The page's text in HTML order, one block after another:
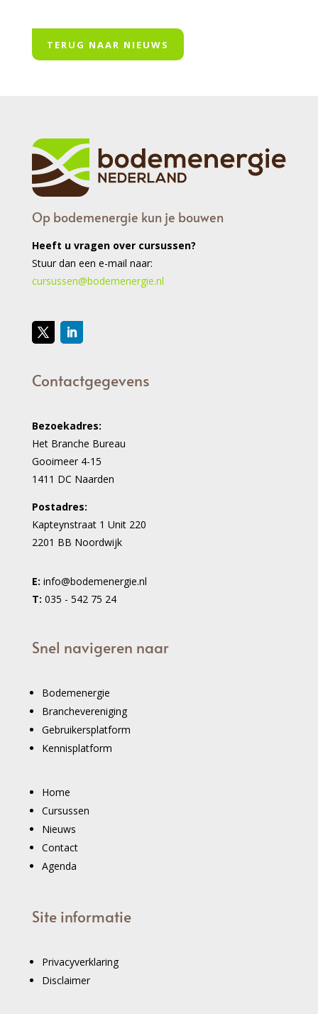
TERUG NAAR NIEUWS
Op bodemenergie kun je bouwen
Heeft u vragen over cursussen?
Stuur dan een e-mail naar:
cursussen@bodemenergie.nl
Contactgegevens
Bezoekadres:
Het Branche Bureau
Gooimeer 4-15
1411 DC Naarden
Postadres:
Kapteynstraat 1 Unit 220
2201 BB Noordwijk
E: info@bodemenergie.nl
T: 035 - 542 75 24
Snel navigeren naar
Bodemenergie
Branchevereniging
Gebruikersplatform
Kennisplatform
Home
Cursussen
Nieuws
Contact
Agenda
Site informatie
Privacyverklaring
Disclaimer